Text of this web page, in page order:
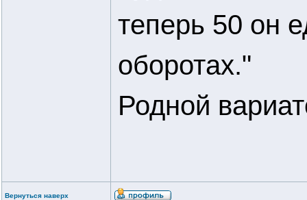
теперь 50 он
оборотах."
Родной
Вернуться наверх